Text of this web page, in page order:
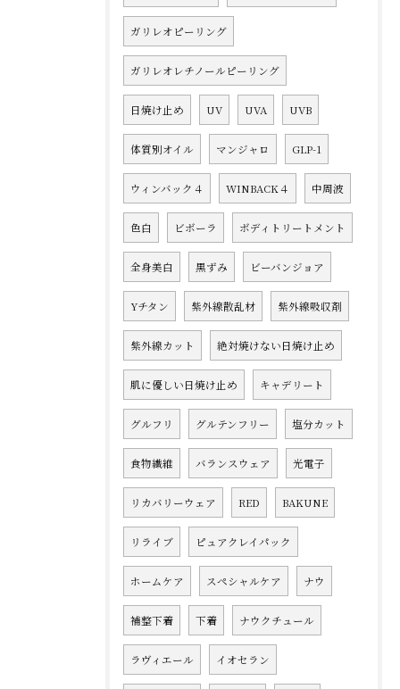
ガリレオピーリング
ガリレオレチノールピーリング
日焼け止め UV UVA UVB
体質別オイル マンジャロ GLP-1
ウィンバック４ WINBACK４ 中周波
色白 ビボーラ ボディトリートメント
全身美白 黒ずみ ビーバンジョア
Yチタン 紫外線散乱材 紫外線吸収剤
紫外線カット 絶対焼けない日焼け止め
肌に優しい日焼け止め キャデリート
グルフリ グルテンフリー 塩分カット
食物繊維 バランスウェア 光電子
リカバリーウェア RED BAKUNE
リライブ ピュアクレイパック
ホームケア スペシャルケア ナウ
補整下着 下着 ナウクチュール
ラヴィエール イオセラン